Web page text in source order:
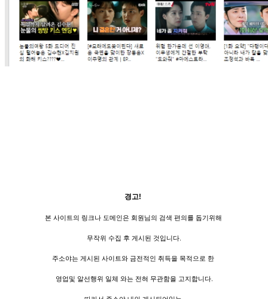
경고!
본 사이트의 링크나 도메인은 회원님의 검색 편의를 돕기위해
무작위 수집 후 게시된 것입니다.
주소야는 게시된 사이트와 금전적인 취득을 목적으로 한
영업및 알선행위 일체 와는 전혀 무관함을 고지합니다.